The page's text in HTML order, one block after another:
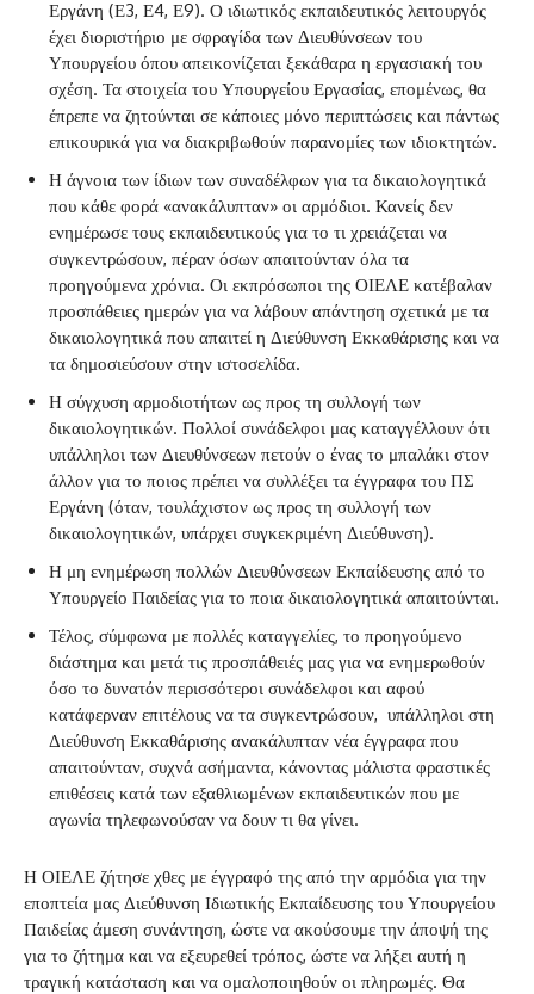
Εργάνη (Ε3, Ε4, Ε9). Ο ιδιωτικός εκπαιδευτικός λειτουργός
έχει διοριστήριο με σφραγίδα των Διευθύνσεων του
Υπουργείου όπου απεικονίζεται ξεκάθαρα η εργασιακή του
σχέση. Τα στοιχεία του Υπουργείου Εργασίας, επομένως, θα
έπρεπε να ζητούνται σε κάποιες μόνο περιπτώσεις και πάντως
επικουρικά για να διακριβωθούν παρανομίες των ιδιοκτητών.
Η άγνοια των ίδιων των συναδέλφων για τα δικαιολογητικά
που κάθε φορά «ανακάλυπταν» οι αρμόδιοι. Κανείς δεν
ενημέρωσε τους εκπαιδευτικούς για το τι χρειάζεται να
συγκεντρώσουν, πέραν όσων απαιτούνταν όλα τα
προηγούμενα χρόνια. Οι εκπρόσωποι της ΟΙΕΛΕ κατέβαλαν
προσπάθειες ημερών για να λάβουν απάντηση σχετικά με τα
δικαιολογητικά που απαιτεί η Διεύθυνση Εκκαθάρισης και να
τα δημοσιεύσουν στην ιστοσελίδα.
Η σύγχυση αρμοδιοτήτων ως προς τη συλλογή των
δικαιολογητικών. Πολλοί συνάδελφοι μας καταγγέλλουν ότι
υπάλληλοι των Διευθύνσεων πετούν ο ένας το μπαλάκι στον
άλλον για το ποιος πρέπει να συλλέξει τα έγγραφα του ΠΣ
Εργάνη (όταν, τουλάχιστον ως προς τη συλλογή των
δικαιολογητικών, υπάρχει συγκεκριμένη Διεύθυνση).
Η μη ενημέρωση πολλών Διευθύνσεων Εκπαίδευσης από το
Υπουργείο Παιδείας για το ποια δικαιολογητικά απαιτούνται.
Τέλος, σύμφωνα με πολλές καταγγελίες, το προηγούμενο
διάστημα και μετά τις προσπάθειές μας για να ενημερωθούν
όσο το δυνατόν περισσότεροι συνάδελφοι και αφού
κατάφερναν επιτέλους να τα συγκεντρώσουν, υπάλληλοι στη
Διεύθυνση Εκκαθάρισης ανακάλυπταν νέα έγγραφα που
απαιτούνταν, συχνά ασήμαντα, κάνοντας μάλιστα φραστικές
επιθέσεις κατά των εξαθλιωμένων εκπαιδευτικών που με
αγωνία τηλεφωνούσαν να δουν τι θα γίνει.
Η ΟΙΕΛΕ ζήτησε χθες με έγγραφό της από την αρμόδια για την
εποπτεία μας Διεύθυνση Ιδιωτικής Εκπαίδευσης του Υπουργείου
Παιδείας άμεση συνάντηση, ώστε να ακούσουμε την άποψή της
για το ζήτημα και να εξευρεθεί τρόπος, ώστε να λήξει αυτή η
τραγική κατάσταση και να ομαλοποιηθούν οι πληρωμές. Θα